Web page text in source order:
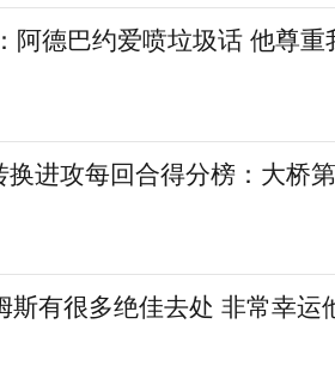
阿德巴约爱喷垃圾话 他尊重
进攻每回合得分榜：大桥
斯有很多绝佳去处 非常幸运